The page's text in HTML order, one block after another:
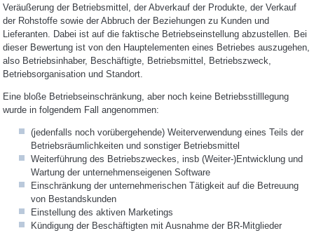
Veräußerung der Betriebsmittel, der Abverkauf der Produkte, der Verkauf
der Rohstoffe sowie der Abbruch der Beziehungen zu Kunden und
Lieferanten. Dabei ist auf die faktische Betriebseinstellung abzustellen. Bei
dieser Bewertung ist von den Hauptelementen eines Betriebes auszugehen,
also Betriebsinhaber, Beschäftigte, Betriebsmittel, Betriebszweck,
Betriebsorganisation und Standort.
Eine bloße Betriebseinschränkung, aber noch keine Betriebsstilllegung
wurde in folgendem Fall angenommen:
(jedenfalls noch vorübergehende) Weiterverwendung eines Teils der
Betriebsräumlichkeiten und sonstiger Betriebsmittel
Weiterführung des Betriebszweckes, insb (Weiter-)Entwicklung und
Wartung der unternehmenseigenen Software
Einschränkung der unternehmerischen Tätigkeit auf die Betreuung
von Bestandskunden
Einstellung des aktiven Marketings
Kündigung der Beschäftigten mit Ausnahme der BR-Mitglieder